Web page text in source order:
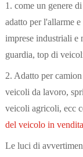
1. come un genere di
adatto per l'allarme
imprese industriali e
guardia, top di
2. Adatto per
veicoli da lavoro,
veicoli agricoli, ecc
del veicolo in vendita
Le luci di